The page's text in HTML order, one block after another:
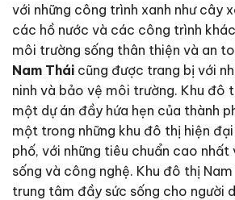
với những công trình xanh như cây
các hồ nước và các công trình
môi trường sống thân thiện và an
Nam Thái cũng được trang bị với
ninh và bảo vệ môi trường. Khu đô
một dự án đầy hứa hẹn của thành
một trong những khu đô thị hiện
phố, với những tiêu chuẩn cao
sống và công nghệ. Khu đô thị
trung tâm đầy sức sống cho người